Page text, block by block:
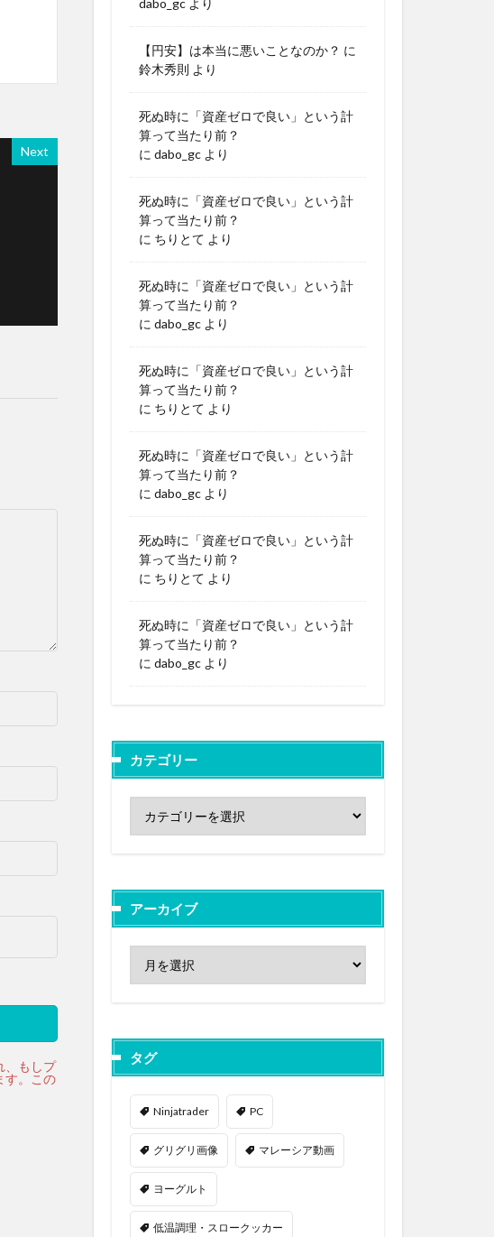
Next
dabo_gc より
【円安】は本当に悪いことなのか？ に
鈴木秀則 より
死ぬ時に「資産ゼロで良い」という計
算って当たり前？
に dabo_gc より
死ぬ時に「資産ゼロで良い」という計
算って当たり前？
に ちりとて より
死ぬ時に「資産ゼロで良い」という計
算って当たり前？
に dabo_gc より
死ぬ時に「資産ゼロで良い」という計
算って当たり前？
に ちりとて より
死ぬ時に「資産ゼロで良い」という計
算って当たり前？
に dabo_gc より
死ぬ時に「資産ゼロで良い」という計
算って当たり前？
に ちりとて より
死ぬ時に「資産ゼロで良い」という計
算って当たり前？
に dabo_gc より
カテゴリー
アーカイブ
タグ
Ninjatrader PC
グリグリ画像 マレーシア動画
ヨーグルト
低温調理・スロークッカー